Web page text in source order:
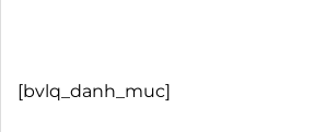
[bvlq_danh_muc]